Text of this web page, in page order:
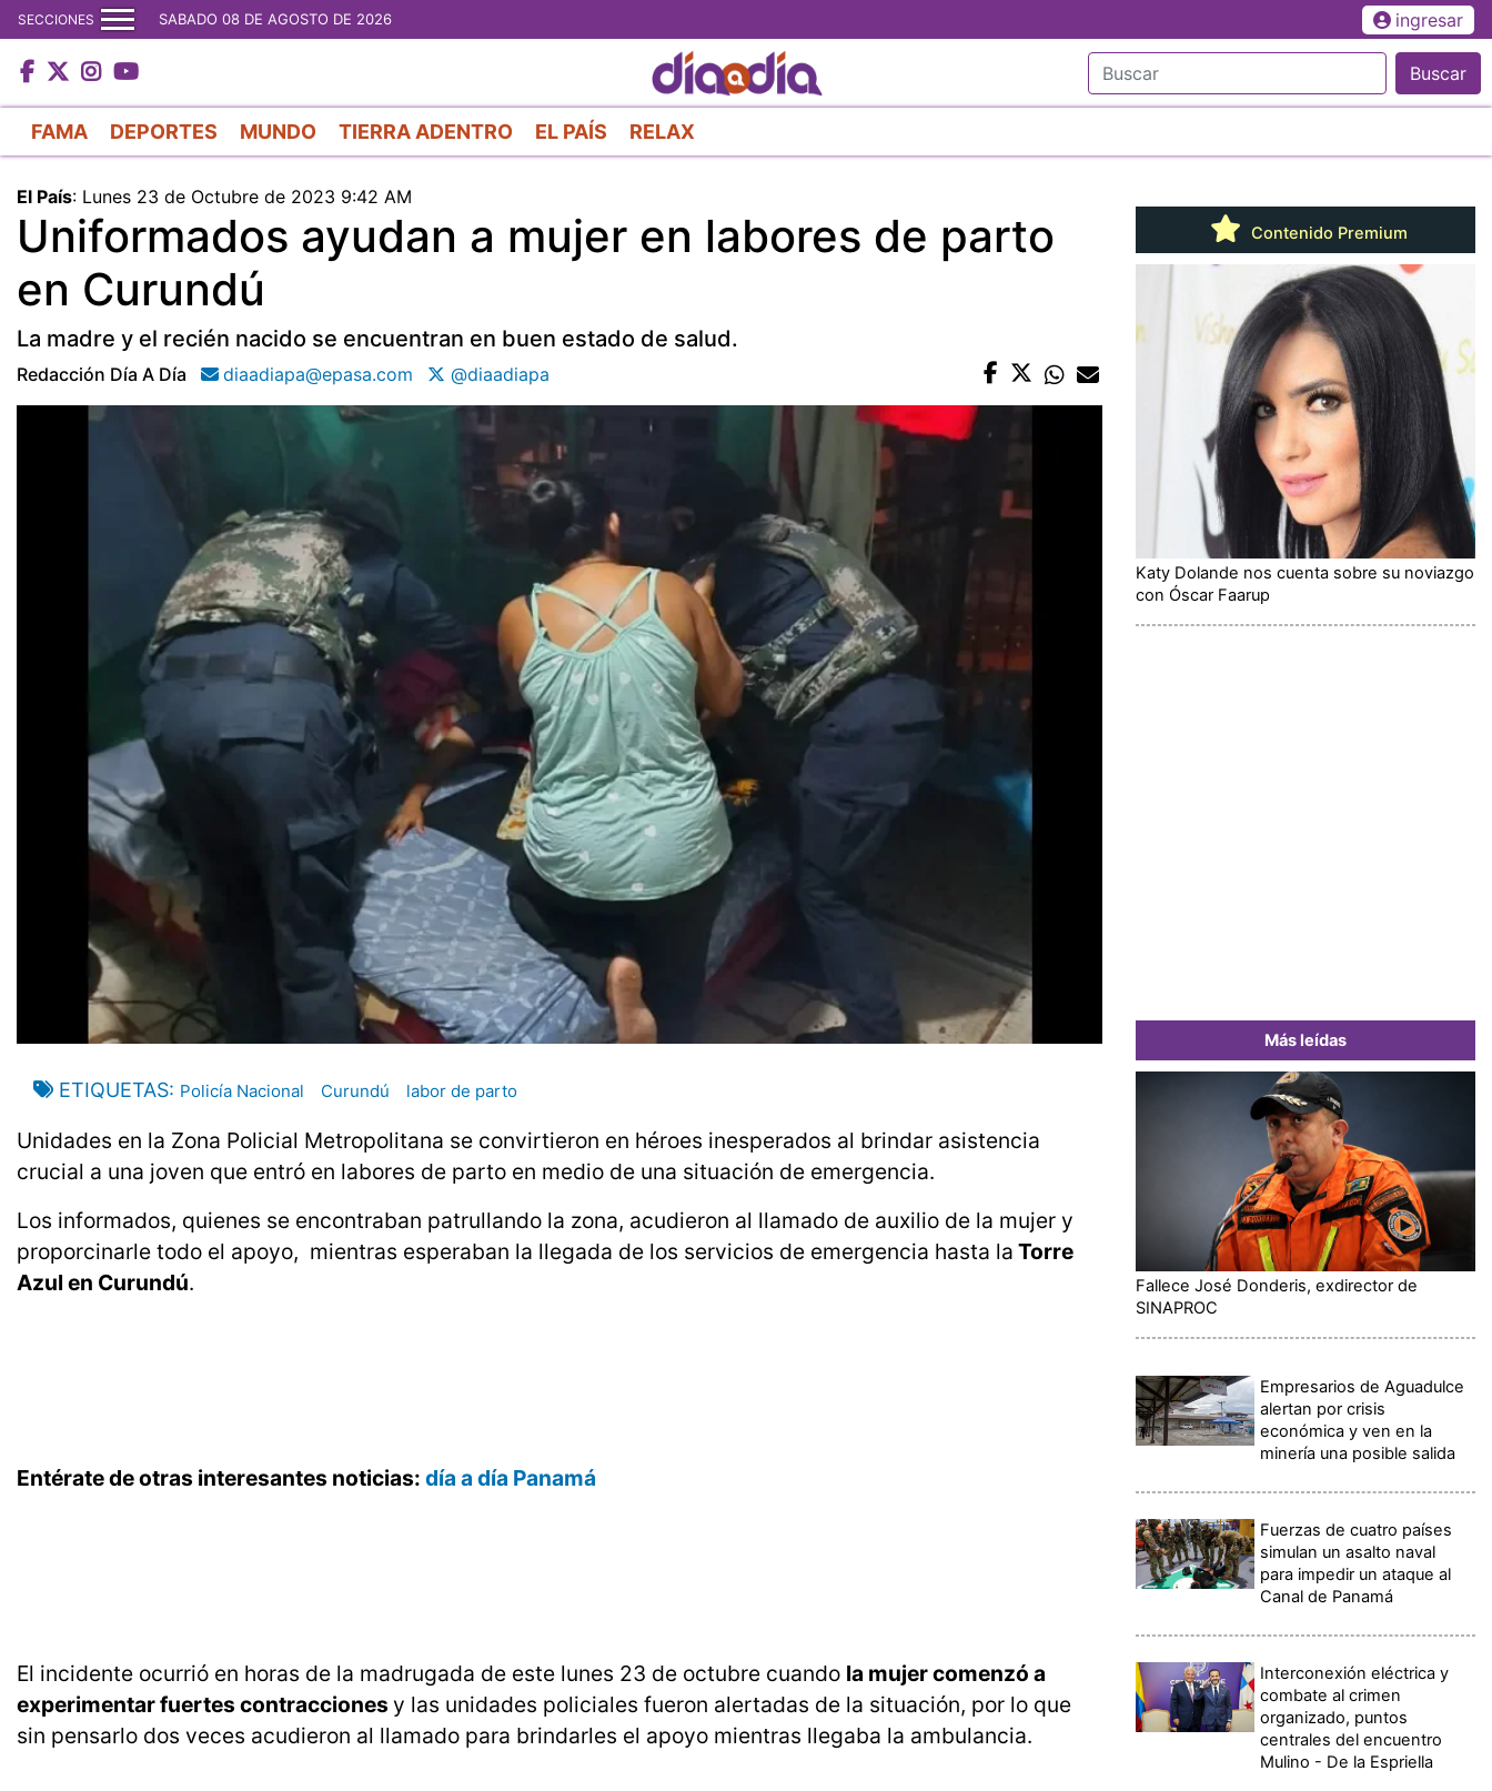
al
contenido
principal
SECCIONES SABADO 08 DE AGOSTO DE 2026 ingresar
Buscar
FAMA DEPORTES MUNDO TIERRA ADENTRO EL PAÍS RELAX
El País: Lunes 23 de Octubre de 2023 9:42 AM
Uniformados ayudan a mujer en labores de parto
en Curundú
La madre y el recién nacido se encuentran en buen estado de salud.
Redacción Día A Día diaadiapa@epasa.com @diaadiapa
ETIQUETAS Policía Nacional Curundú labor de parto
Unidades en la Zona Policial Metropolitana se convirtieron en héroes inesperados al brindar asistencia
crucial a una joven que entró en labores de parto en medio de una situación de emergencia.
Los informados, quienes se encontraban patrullando la zona, acudieron al llamado de auxilio de la mujer y
proporcinarle todo el apoyo, mientras esperaban la llegada de los servicios de emergencia hasta la Torre
Azul en Curundú.
Entérate de otras interesantes noticias: día a día Panamá
El incidente ocurrió en horas de la madrugada de este lunes 23 de octubre cuando la mujer comenzó a
experimentar fuertes contracciones y las unidades policiales fueron alertadas de la situación, por lo que
sin pensarlo dos veces acudieron al llamado para brindarles el apoyo mientras llegaba la ambulancia.
Contenido Premium
Katy Dolande nos cuenta sobre su noviazgo
con Óscar Faarup
Más leídas
Fallece José Donderis, exdirector de
SINAPROC
Empresarios de Aguadulce
alertan por crisis
económica y ven en la
minería una posible salida
Fuerzas de cuatro países
simulan un asalto naval
para impedir un ataque al
Canal de Panamá
Interconexión eléctrica y
combate al crimen
organizado, puntos
centrales del encuentro
Mulino - De la Espriella